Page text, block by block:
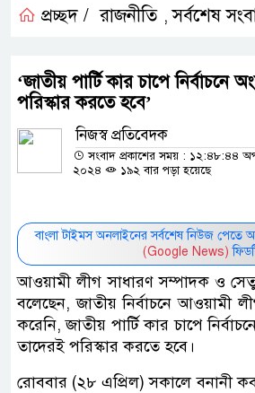
প্রচ্ছদ / রাজনীতি ,সর্বশেষ
‘জাতীয় পার্টি কার চাপে নির্বাচনে
পরিস্কার করতে হবে’
নিজস্ব প্রতিবেদক
সংবাদ প্রকাশের সময় : ১২:৪৮:৪৪
২০২৪
১৯২ বার পড়া হয়েছে
বাংলা টাইমস অনলাইনের সর্বশেষ নিউজ
(Google News)
আওয়ামী লীগ সাধারণ সম্পাদক ও
বলেছেন, জাতীয় নির্বাচনে আওয়ামী
করেনি, জাতীয় পার্টি কার চাপে
তাদেরই পরিস্কার করতে হবে।
রোববার (২৮ এপ্রিল) সকালে বনানী